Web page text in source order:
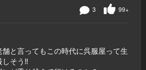
99+
3
舗と言ってもこの時代に呉服屋って生
しそう‼️